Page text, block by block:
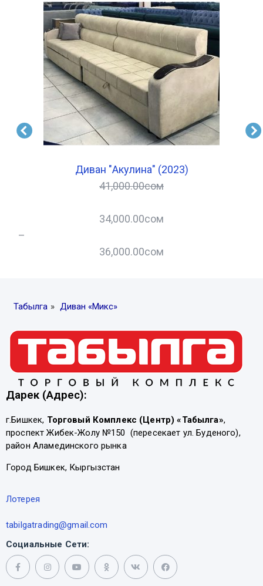
Диван "Акулина" (2023)
41,000.00сом
34,000.00сом
–
36,000.00сом
Табылга » Диван «Микс»
Дарек (Адрес):
г.Бишкек, Торговый Комплекс (Центр) «Табылга»,
проспект Жибек-Жолу №150 (пересекает ул. Буденого),
район Аламединского рынка
Город Бишкек, Кыргызстан
Лотерея
tabilgatrading@gmail.com
Социальные Сети: